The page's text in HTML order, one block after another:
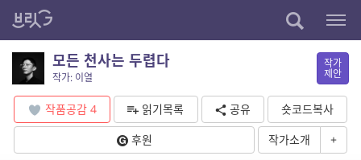
모든 천사는 두렵다
작가: 이열
작가
제안
작품공감 4 읽기목록 공유
숏코드복사
후원
작가소개 +